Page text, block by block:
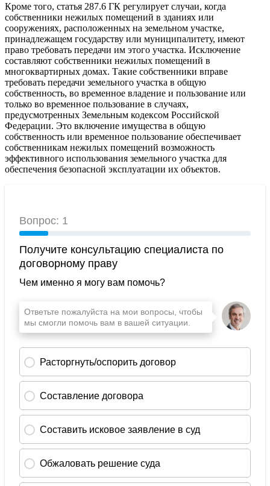
Кроме того, статья 287.6 ГК регулирует случаи, когда
собственники нежилых помещений в зданиях или
сооружениях, расположенных на земельном участке,
принадлежащем государству или муниципалитету, имеют
право требовать передачи им этого участка. Исключение
составляют собственники нежилых помещений в
многоквартирных домах. Такие собственники вправе
требовать передачи земельного участка в общую
собственность, во временное владение и пользование или
только во временное пользование в случаях,
предусмотренных Земельным кодексом Российской
Федерации. Это включение имущества в общую
собственность или временное пользование обеспечивает
собственникам нежилых помещений возможность
эффективного использования земельного участка для
обеспечения безопасной эксплуатации их объектов.